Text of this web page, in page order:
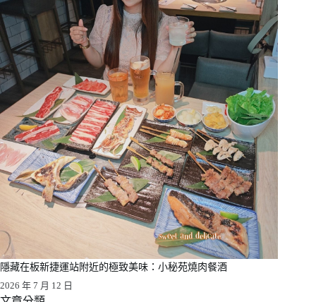
隱藏在板新捷運站附近的極致美味：小秘苑燒肉餐酒
2026 年 7 月 12 日